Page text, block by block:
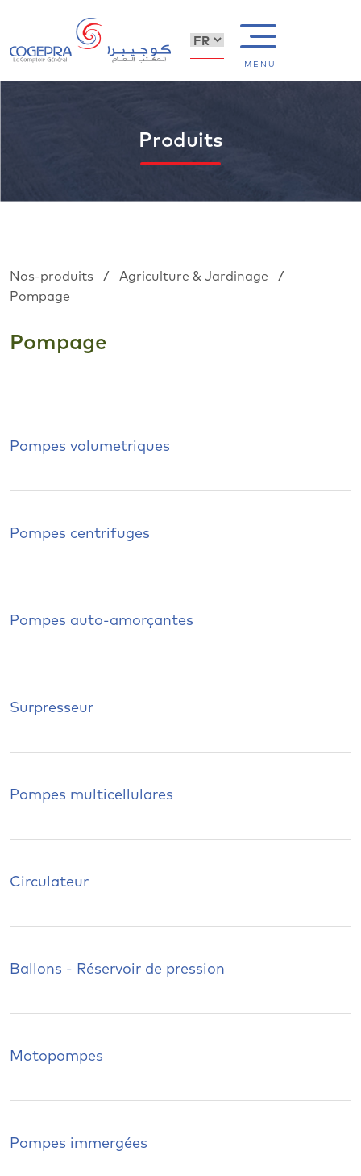
MENU
Produits
Nos-produits / Agriculture & Jardinage /
Pompage
Pompage
Pompes volumetriques
Pompes centrifuges
Pompes auto-amorçantes
Surpresseur
Pompes multicellulares
Circulateur
Ballons - Réservoir de pression
Motopompes
Pompes immergées